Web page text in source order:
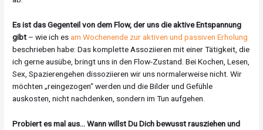
Es ist das Gegenteil von dem Flow, der uns die aktive Entspannung
gibt – wie ich esam Wochenende zur aktiven und passiven Erholung
beschrieben habe: Das komplette Assoziieren mit einer Tätigkeit, die
ich gerne ausübe, bringt uns in den Flow-Zustand. Bei Kochen, Lesen,
Sex, Spazierengehen dissoziieren wir uns normalerweise nicht. Wir
möchten „reingezogen“ werden und die Bilder und Gefühle
auskosten, nicht nachdenken, sondern im Tun aufgehen.
Probiert es mal aus… Wann willst Du Dich bewusst rausziehen und